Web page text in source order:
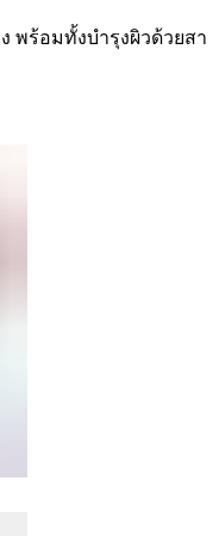
พร้อมทั้งบำรุงผิวด้วยสา